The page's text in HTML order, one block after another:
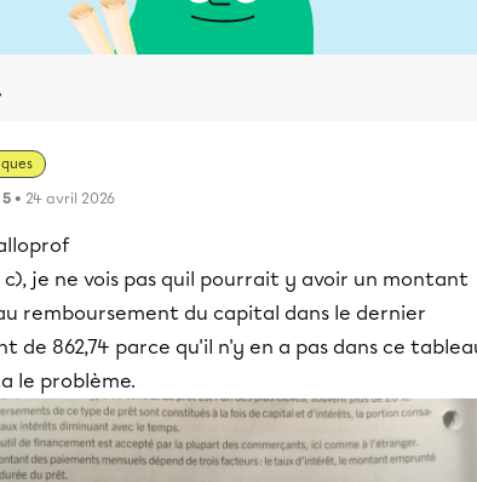
• 24 avril 2026
c), je ne vois pas quil pourrait y avoir un montant
remboursement du capital dans le dernier
de 862,74 parce qu'il n'y en a pas dans ce
le problème.